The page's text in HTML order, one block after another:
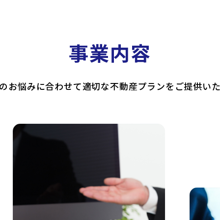
事業内容
お悩みに合わせて適切な不動産プランをご提供い